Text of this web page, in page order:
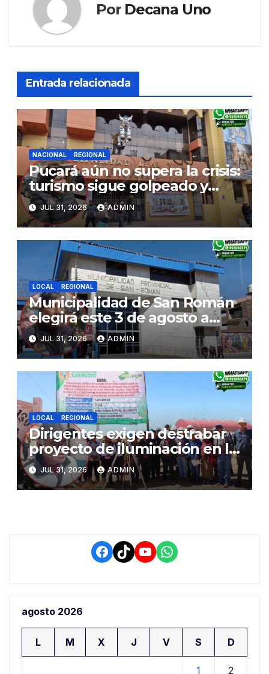
Por Decana Uno
Entrada relacionada
NACIONAL REGIONAL
Pucará aún no supera la crisis:
turismo sigue golpeado y
alcaldesa exige al nuevo
Gobierno fondos para obras
paralizadas
JUL 31, 2026 ADMIN
LOCAL REGIONAL
Municipalidad de San Román
elegirá este 3 de agosto a
representantes del Comité
de Seguridad y Salud en el
Trabajo
JUL 31, 2026 ADMIN
LOCAL REGIONAL
Dirigentes exigen destrabar
proyecto de iluminación en la
salida a Puno y alertan por
demora que pone en riesgo a
conductores
JUL 31, 2026 ADMIN
Facebook
TikTokYouTube
WhatsApp
agosto 2026
L M X J V S D
1 2